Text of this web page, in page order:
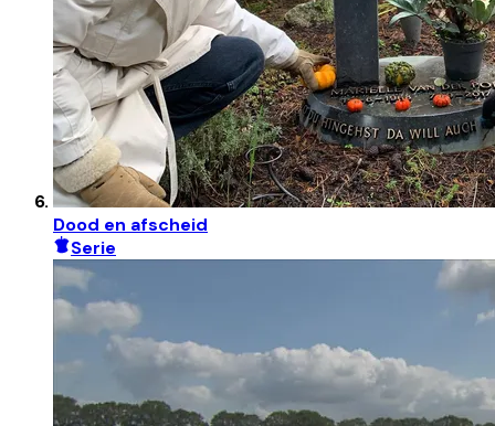
Dood en afscheid
Serie